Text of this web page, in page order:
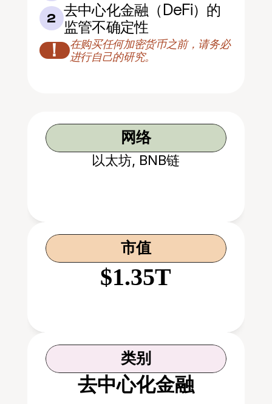
2 去中心化金融（DeFi）的
监管不确定性
！
在购买任何加密货币之前，请务必
进行自己的研究。
网络
以太坊, BNB链
市值
$1.35T
类别
去中心化金融